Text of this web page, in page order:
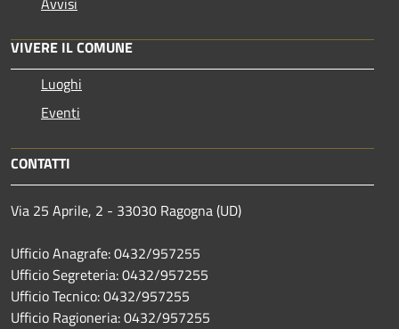
VIVERE IL COMUNE
Luoghi
Eventi
CONTATTI
Via 25 Aprile, 2 - 33030 Ragogna (UD)
Ufficio Anagrafe: 0432/957255
Ufficio Segreteria: 0432/957255
Ufficio Tecnico: 0432/957255
Ufficio Ragioneria: 0432/957255